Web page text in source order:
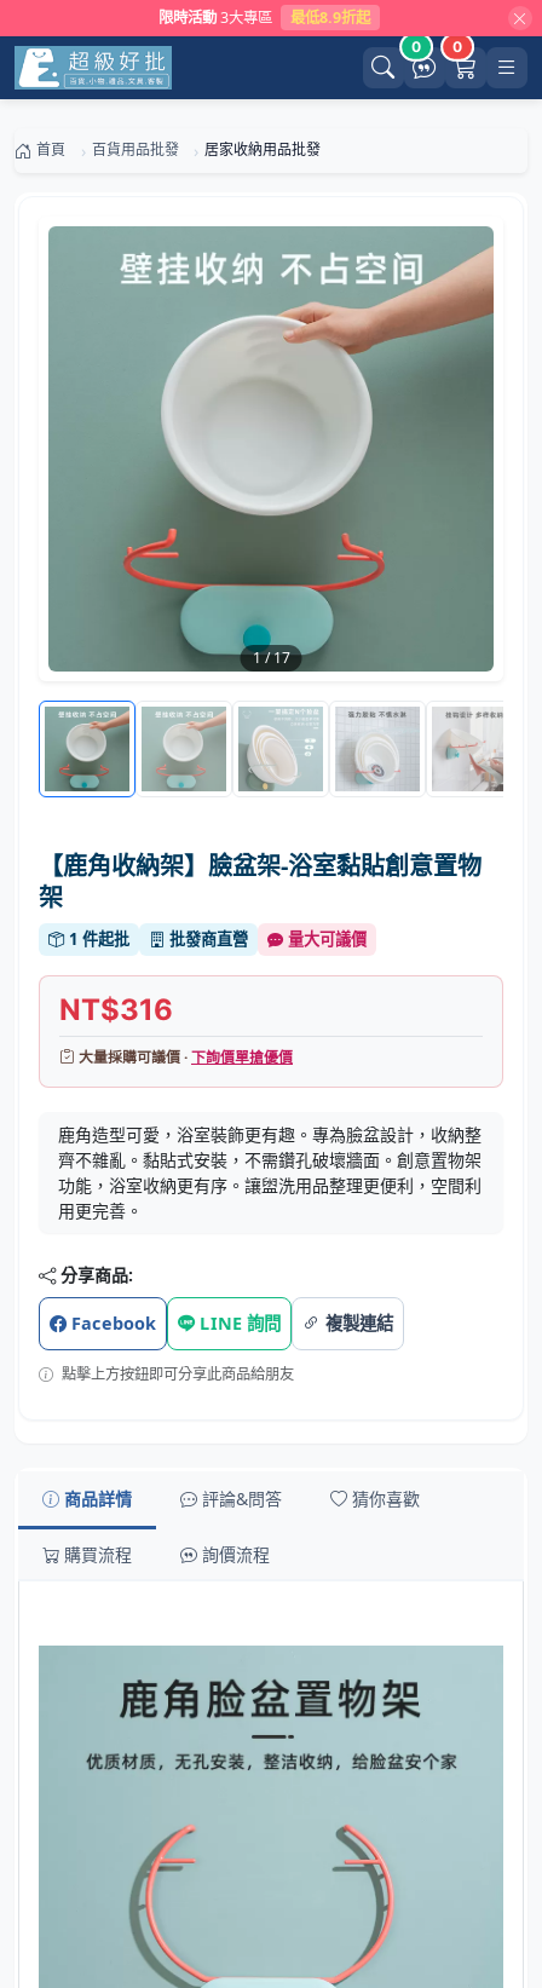
限時活動 3大專區 最低8.9折起
0 0
首頁 百貨用品批發 居家收納用品批發
1/17
【鹿角收納架】臉盆架-浴室黏貼創意置物
架
1 件起批 批發商直營 量大可議價
NT$316
大量採購可議價 ·下詢價單搶優價
鹿角造型可愛，浴室裝飾更有趣。專為臉盆設計，收納整
齊不雜亂。黏貼式安裝，不需鑽孔破壞牆面。創意置物架
功能，浴室收納更有序。讓盥洗用品整理更便利，空間利
用更完善。
分享商品:
Facebook LINE 詢問 複製連結
點擊上方按鈕即可分享此商品給朋友
商品詳情 評論&問答 猜你喜歡
購買流程 詢價流程